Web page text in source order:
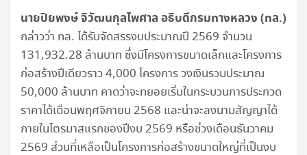
นายปิยพงษ์ จิวัฒนกุลไพศาล อธิบดีกรมทางหลวง (ทล.)
กล่าวว่า ทล. ได้รับจัดสรรงบประมาณปี 2569 จำนวน
131,932.28 ล้านบาท ซึ่งมีโครงการขนาดเล็กและโครงการ
ก่อสร้างปีเดียวราว 4,000 โครงการ วงเงินรวมประมาณ
50,000 ล้านบาท คาดว่าจะทยอยเริ่มในกระบวนการประกวด
ราคาได้เดือนพฤศจิกายน 2568 และน่าจะลงนามสัญญาได้
ภายในไตรมาสแรกของปีงบ 2569 หรือช่วงเดือนธันวาคม
2569 ส่วนที่เหลือเป็นโครงการก่อสร้างขนาดใหญ่ที่เป็นงบ